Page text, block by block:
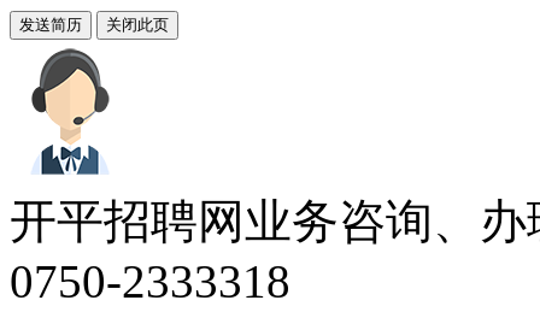
开平招聘网业务咨询、
0750-2333318